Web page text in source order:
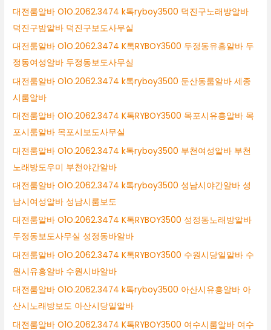
대전룸알바 O1O.2062.3474 k톡ryboy3500 덕진구노래방알바
덕진구밤알바 덕진구보도사무실
대전룸알바 O1O.2062.3474 K톡RYBOY3500 두정동유흥알바 두
정동여성알바 두정동보도사무실
대전룸알바 O1O.2062.3474 k톡ryboy3500 둔산동룸알바 세종
시룸알바
대전룸알바 O1O.2062.3474 K톡RYBOY3500 목포시유흥알바 목
포시룸알바 목포시보도사무실
대전룸알바 O1O.2062.3474 k톡ryboy3500 부천여성알바 부천
노래방도우미 부천야간알바
대전룸알바 O1O.2062.3474 k톡ryboy3500 성남시야간알바 성
남시여성알바 성남시룸보도
대전룸알바 O1O.2062.3474 K톡RYBOY3500 성정동노래방알바
두정동보도사무실 성정동바알바
대전룸알바 O1O.2062.3474 K톡RYBOY3500 수원시당일알바 수
원시유흥알바 수원시바알바
대전룸알바 O1O.2062.3474 k톡ryboy3500 아산시유흥알바 아
산시노래방보도 아산시당일알바
대전룸알바 O1O.2062.3474 K톡RYBOY3500 여수시룸알바 여수